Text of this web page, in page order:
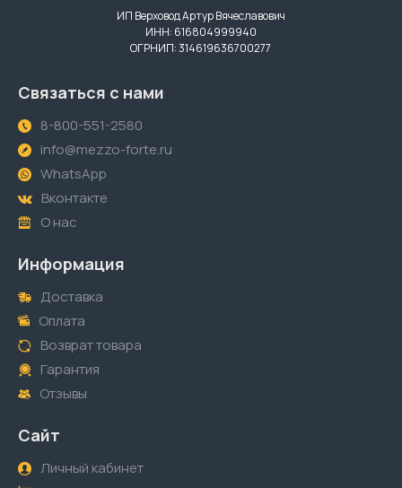
ИП Верховод Артур Вячеславович
ИНН: 616804999940
ОГРНИП: 314619636700277
Связаться с нами
8-800-551-2580
info@mezzo-forte.ru
WhatsApp
Вконтакте
О нас
Информация
Доставка
Оплата
Возврат товара
Гарантия
Отзывы
Сайт
Личный кабинет